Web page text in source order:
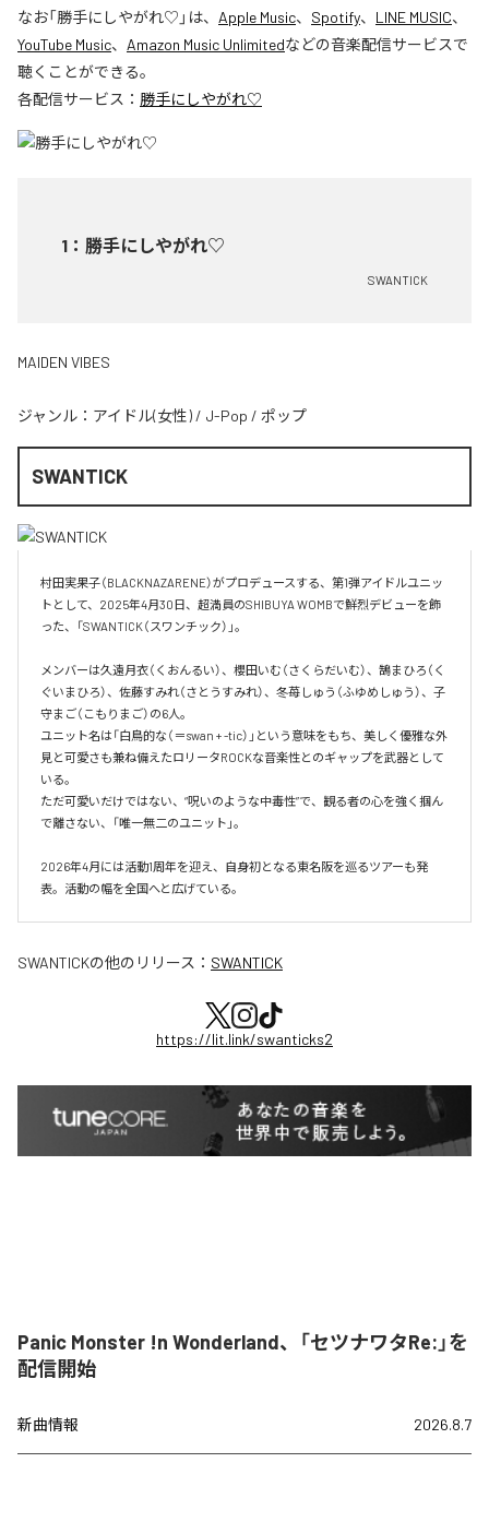
なお「勝手にしやがれ♡ 」は、 Apple Music、 Spotify、 LINE MUSIC、
YouTube Music、 Amazon Music Unlimitedなどの音楽配信サービスで
聴くことができる。
各配信サービス： 勝手にしやがれ♡
1 ： 勝手にしやがれ♡
SWANTICK
MAIDEN VIBES
ジャンル： アイドル(女性) / J-Pop / ポップ
SWANTICK
村田実果子（BLACKNAZARENE）がプロデュースする、第1弾アイドルユニッ
トとして、2025年4月30日、超満員のSHIBUYA WOMBで鮮烈デビューを飾
った、「SWANTICK（スワンチック）」。
メンバーは久遠月衣（くおんるい）、櫻田いむ（さくらだいむ）、鵠まひろ（く
ぐいまひろ）、佐藤すみれ（さとうすみれ）、冬苺しゅう（ふゆめしゅう）、子
守まご（こもりまご）の6人。
ユニット名は「白鳥的な（＝swan + -tic）」という意味をもち、美しく優雅な外
見と可愛さも兼ね備えたロリータROCKな音楽性とのギャップを武器として
いる。
ただ可愛いだけではない、“呪いのような中毒性”で、観る者の心を強く掴ん
で離さない、「唯一無二のユニット」。
2026年4月には活動1周年を迎え、自身初となる東名阪を巡るツアーも発
表。活動の幅を全国へと広げている。
SWANTICKの他のリリース： SWANTICK
https://lit.link/swanticks2
Panic Monster !n Wonderland、「セツナワタRe:」を
配信開始
新曲情報 2026.8.7